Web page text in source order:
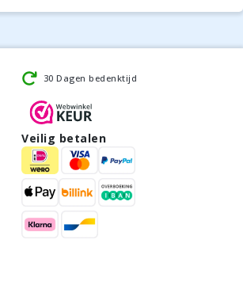
30 Dagen bedenktijd
Veilig betalen